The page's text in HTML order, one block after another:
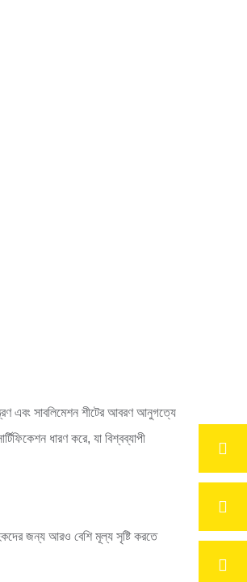
এবং সাবলিমেশন শীটের আবরণ আনুগত্যে
ধারণ করে, যা বিশ্বব্যাপী
জন্য আরও বেশি মূল্য সৃষ্টি করতে